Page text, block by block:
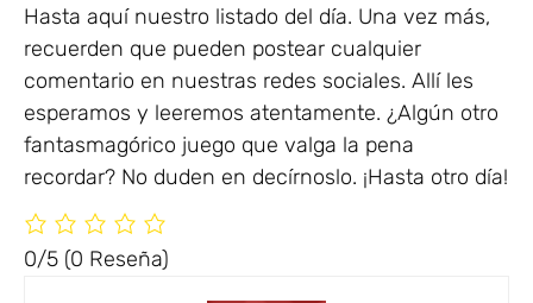
Hasta aquí nuestro listado del día. Una vez más,
recuerden que pueden postear cualquier
comentario en nuestras redes sociales. Allí les
esperamos y leeremos atentamente. ¿Algún otro
fantasmagórico juego que valga la pena
recordar? No duden en decírnoslo. ¡Hasta otro día!
0/5 (0 Reseña)